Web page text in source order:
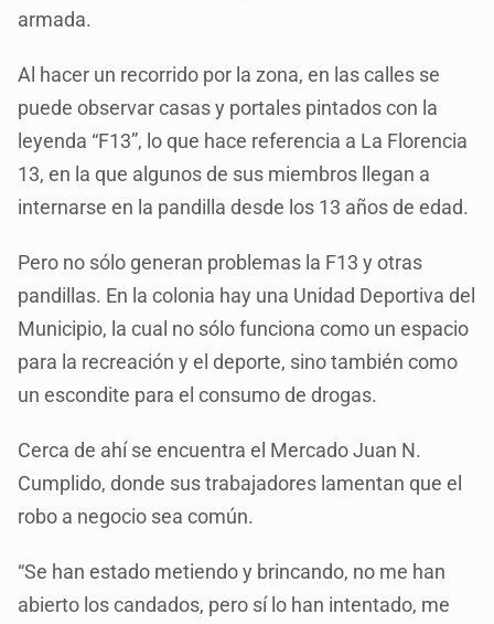
armada.
Al hacer un recorrido por la zona, en las calles se
puede observar casas y portales pintados con la
leyenda “F13”, lo que hace referencia a La Florencia
13, en la que algunos de sus miembros llegan a
internarse en la pandilla desde los 13 años de edad.
Pero no sólo generan problemas la F13 y otras
pandillas. En la colonia hay una Unidad Deportiva del
Municipio, la cual no sólo funciona como un espacio
para la recreación y el deporte, sino también como
un escondite para el consumo de drogas.
Cerca de ahí se encuentra el Mercado Juan N.
Cumplido, donde sus trabajadores lamentan que el
robo a negocio sea común.
“Se han estado metiendo y brincando, no me han
abierto los candados, pero sí lo han intentado, me